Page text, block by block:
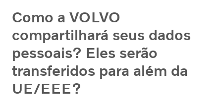
Como a VOLVO
compartilhará seus dados
pessoais? Eles serão
transferidos para além da
UE/EEE?